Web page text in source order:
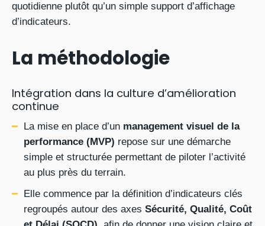
quotidienne plutôt qu’un simple support d’affichage
d’indicateurs.
La méthodologie
Intégration dans la culture d’amélioration
continue
La mise en place d’un management visuel de la
performance (MVP) repose sur une démarche
simple et structurée permettant de piloter l’activité
au plus près du terrain.
Elle commence par la définition d’indicateurs clés
regroupés autour des axes Sécurité, Qualité, Coût